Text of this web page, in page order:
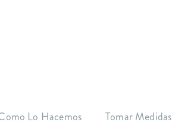
Lo Hacemos Tomar Medidas